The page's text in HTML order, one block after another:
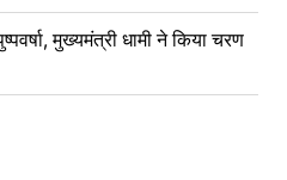
मुख्यमंत्री धामी ने किया चरण